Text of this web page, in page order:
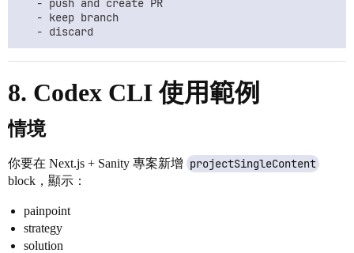
   - push and create PR
   - keep branch
8. Codex CLI 使用範例
情境
你要在 Next.js + Sanity 專案新增 projectSingleContent
block，顯示：
painpoint
strategy
solution